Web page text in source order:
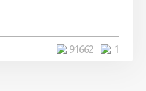
1
91662